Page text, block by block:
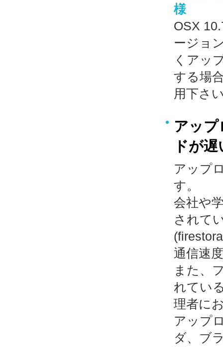
様
OSX
ージョ
くアッ
する場
用下さ
アッ
ドが
アップ
す。
会社や
されて
通信速
また、
れてい
理者に
アップ
ダ、ブ